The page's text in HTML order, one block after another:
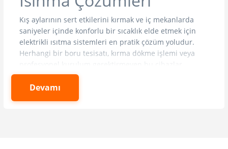
Kış aylarının sert etkilerini kırmak ve iç mekanlarda
saniyeler içinde konforlu bir sıcaklık elde etmek için
elektrikli ısıtma sistemleri en pratik çözüm yoludur.
Herhangi bir boru tesisatı, kırma dökme işlemi veya
profesyonel kurulum gerektirmeyen bu cihazlar,
sadece bir prize takılarak çalışmaya hazır hale gelir.
Modern teknolojiyle donatılmış elektrikli ısıtıcılar, enerji
verimliliği odaklı termostatları sayesinde ortam
Devamı